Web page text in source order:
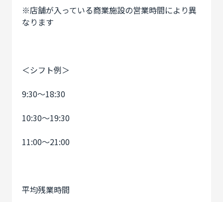
※店舗が入っている商業施設の営業時間により異
なります
＜シフト例＞
9:30〜18:30
10:30〜19:30
11:00〜21:00
平均残業時間